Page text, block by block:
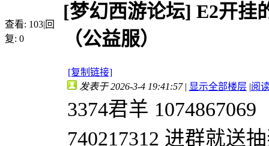
查看: 103|回
复: 0
[梦幻西游论坛] E2开挂
（公益服）
[复制链接]
发表于 2026-3-4 19:41:57 | 显示全部楼层 |阅
3374君羊
740217312 进群就送